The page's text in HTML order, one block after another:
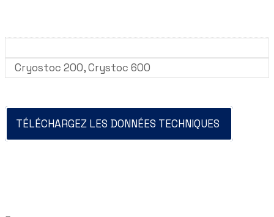
Cryostoc 200, Crystoc 600
TÉLÉCHARGEZ LES DONNÉES TECHNIQUES